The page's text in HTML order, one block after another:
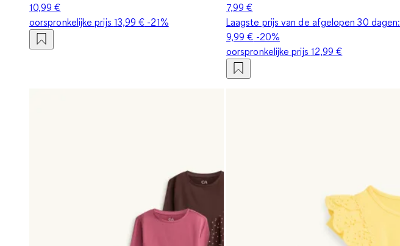
10,99 €
oorspronkelijke prijs 13,99 € -21%
7,99 €
Laagste prijs van de afgelopen 30 dagen:
9,99 € -20%
oorspronkelijke prijs 12,99 €